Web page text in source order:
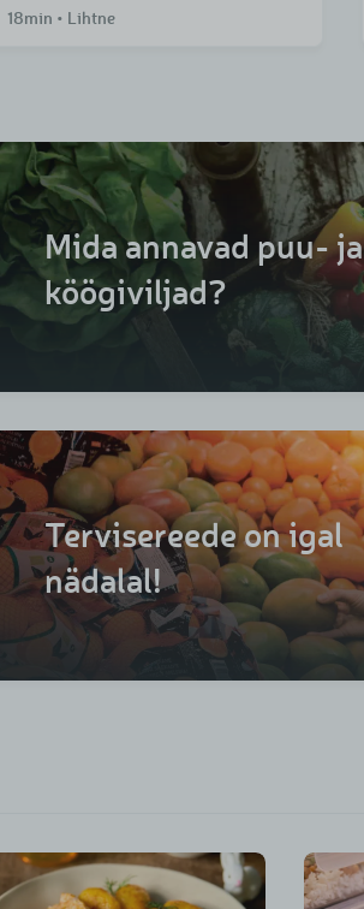
18min • Lihtne
Mida annavad puu- ja
köögiviljad?
Tervisereede on igal
nädalal!